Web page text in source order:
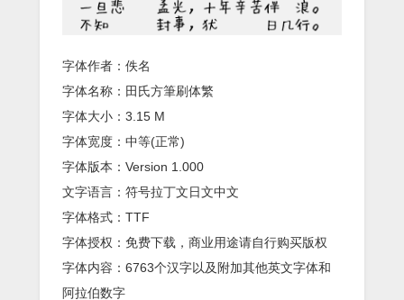
字体作者：佚名
字体名称：田氏方筆刷体繁
字体大小：3.15 M
字体宽度：中等(正常)
字体版本：Version 1.000
文字语言：符号拉丁文日文中文
字体格式：TTF
字体授权：免费下载，商业用途请自行购买版权
字体内容：6763个汉字以及附加其他英文字体和
阿拉伯数字